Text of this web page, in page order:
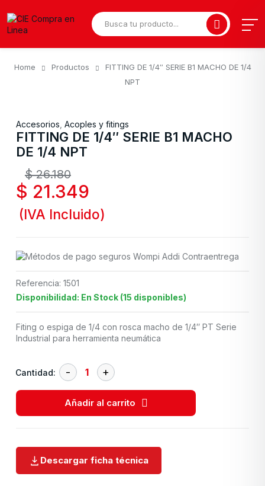
Home Productos
FITTING DE 1/4″ SERIE B1 MACHO DE 1/4
NPT
Accesorios, Acoples y fitings
FITTING DE 1/4″ SERIE B1 MACHO
DE 1/4 NPT
$26.180
$ 21.349
(IVA Incluido)
Referencia: 1501
Disponibilidad: En Stock (15 disponibles)
Fiting o espiga de 1/4 con rosca macho de 1/4″ PT Serie
Industrial para herramienta neumática
Cantidad:
Añadir al carrito
Descargar ficha técnica